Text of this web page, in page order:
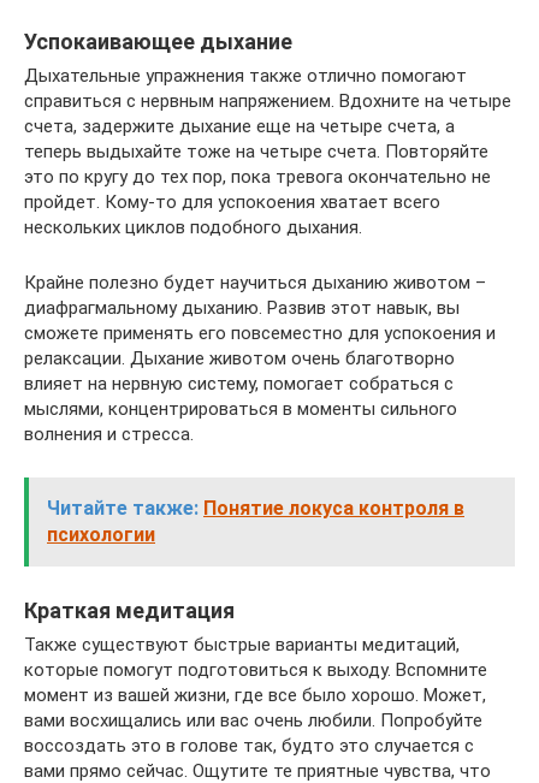
Успокаивающее дыхание
Дыхательные упражнения также отлично помогают
справиться с нервным напряжением. Вдохните на четыре
счета, задержите дыхание еще на четыре счета, а
теперь выдыхайте тоже на четыре счета. Повторяйте
это по кругу до тех пор, пока тревога окончательно не
пройдет. Кому-то для успокоения хватает всего
нескольких циклов подобного дыхания.
Крайне полезно будет научиться дыханию животом –
диафрагмальному дыханию. Развив этот навык, вы
сможете применять его повсеместно для успокоения и
релаксации. Дыхание животом очень благотворно
влияет на нервную систему, помогает собраться с
мыслями, концентрироваться в моменты сильного
волнения и стресса.
Читайте также: Понятие локуса контроля в
психологии
Краткая медитация
Также существуют быстрые варианты медитаций,
которые помогут подготовиться к выходу. Вспомните
момент из вашей жизни, где все было хорошо. Может,
вами восхищались или вас очень любили. Попробуйте
воссоздать это в голове так, будто это случается с
вами прямо сейчас. Ощутите те приятные чувства, что